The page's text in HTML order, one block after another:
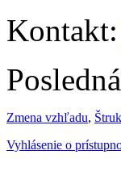
Kontakt:
Zmena vzhľadu,
Vyhlásenie o